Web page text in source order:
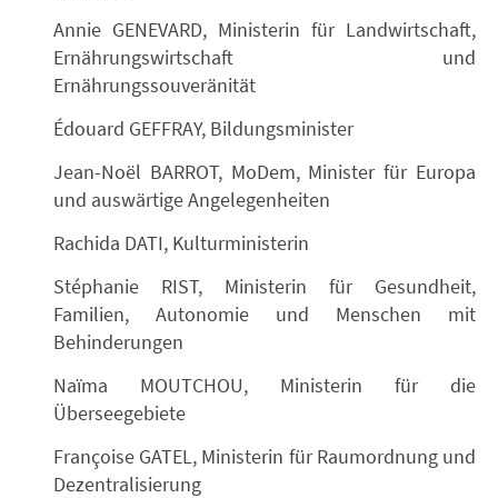
Annie GENEVARD, Ministerin für Landwirtschaft,
Ernährungswirtschaft und
Ernährungssouveränität
Édouard GEFFRAY, Bildungsminister
Jean-Noël BARROT, MoDem, Minister für Europa
und auswärtige Angelegenheiten
Rachida DATI, Kulturministerin
Stéphanie RIST, Ministerin für Gesundheit,
Familien, Autonomie und Menschen mit
Behinderungen
Naïma MOUTCHOU, Ministerin für die
Überseegebiete
Françoise GATEL, Ministerin für Raumordnung und
Dezentralisierung